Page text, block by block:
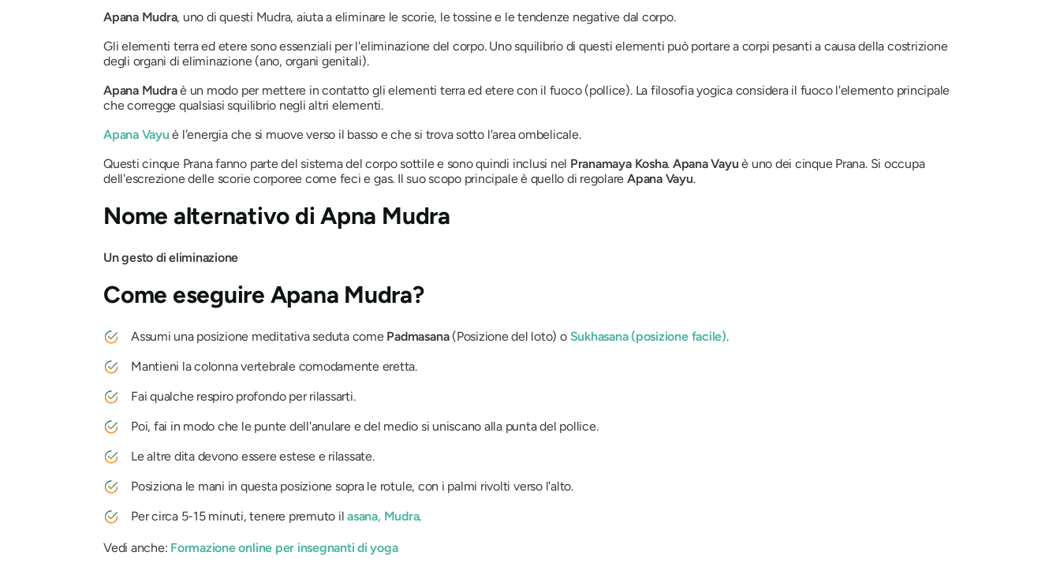
Apana Mudra, uno di questi Mudra, aiuta a eliminare le scorie, le tossine e le tendenze negative dal corpo.
Gli elementi terra ed etere sono essenziali per l'eliminazione del corpo. Uno squilibrio di questi elementi può portare a corpi pesanti a causa della costrizione
degli organi di eliminazione (ano, organi genitali).
Apana Mudraè un modo per mettere in contatto gli elementi terra ed etere con il fuoco (pollice). La filosofia yogica considera il fuoco l'elemento principale
che corregge qualsiasi squilibrio negli altri elementi.
Apana Vayu è l'energia che si muove verso il basso e che si trova sotto l'area ombelicale.
Questi cinque Pranafanno parte del sistema del corpo sottile e sono quindi inclusi nel Pranamaya Kosha. ApanaVayu è uno dei cinque Prana. Si occupa
dell'escrezione delle scorie corporee come feci e gas. Il suo scopo principale è quello di regolareApana Vayu.
Nome alternativo diApna Mudra
Un gesto di eliminazione
Come eseguire Apana Mudra?
Assumi una posizione meditativa seduta come Padmasana(Posizione del loto) o Sukhasana(posizione facile).
Mantieni la colonna vertebrale comodamente eretta.
Fai qualche respiro profondo per rilassarti.
Poi, fai in modo che le punte dell'anulare e del medio si uniscano alla punta del pollice.
Le altre dita devono essere estese e rilassate.
Posiziona le mani in questa posizione sopra le rotule, con i palmi rivolti verso l'alto.
Per circa 5-15 minuti, tenere premuto ilasana, Mudra.
Vedi anche: Formazione online per insegnanti di yoga